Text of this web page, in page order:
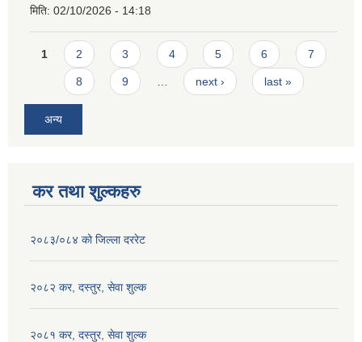
मिति: 02/10/2026 - 14:18
Pages
1 2 3 4 5 6 7
8 9 … next › last »
अन्य
कर तथा शुल्कहरु
२०८३/०८४ को जिल्ला दररेट
२०८२ कर, दस्तुर, सेवा शुल्क
२०८१ कर, दस्तुर, सेवा शुल्क